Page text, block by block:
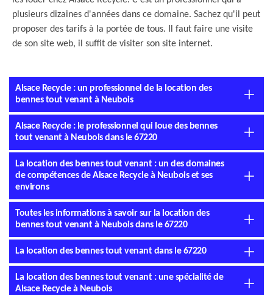
plusieurs dizaines d'années dans ce domaine. Sachez qu'il peut
proposer des tarifs à la portée de tous. Il faut faire une visite
de son site web, il suffit de visiter son site internet.
Alsace Recycle : un professionnel de la location des
bennes tout venant à Neubois
Alsace Recycle : le professionnel qui loue des bennes
tout venant à Neubois dans le 67220
La location des bennes tout venant : un des domaines
de compétences de Alsace Recycle à Neubois et ses
environs
Toutes les informations à savoir sur la location des
bennes tout venant à Neubois dans le 67220
La location des bennes tout venant dans le 67220
La location des bennes tout venant : une spécialité de
Alsace Recycle à Neubois